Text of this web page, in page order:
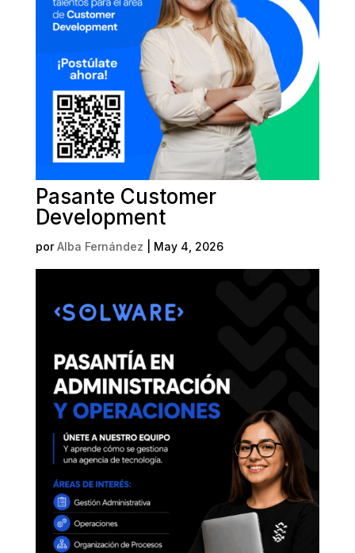
Pasante Customer
Development
porAlba Fernández May 4, 2026